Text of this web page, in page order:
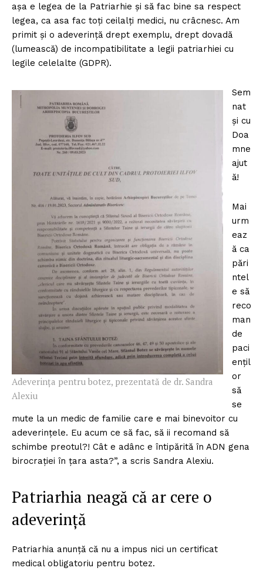
așa e legea de la Patriarhie și să fac bine sa respect
legea, ca asa fac toți ceilalți medici, nu crâcnesc. Am
primit și o adeverință drept exemplu, drept dovadă
(lumească) de incompatibilitate a legii patriarhiei cu
legile celelalte (GDPR).
Adeverința pentru botez, prezentată de dr. Sandra
Alexiu
Sem
nat
și cu
Doa
mne
ajut
ă!
Mai
urm
eaz
ă ca
pări
ntel
e să
reco
man
de
paci
ențil
or
să
se
mute la un medic de familie care e mai binevoitor cu
adeverințele. Eu acum ce să fac, să ii recomand să
schimbe preotul?! Cât e adânc e întipărită în ADN gena
birocrației în țara asta?”, a scris Sandra Alexiu.
Patriarhia neagă că ar cere o
adeverință
Patriarhia anunță că nu a impus nici un certificat
medical obligatoriu pentru botez.